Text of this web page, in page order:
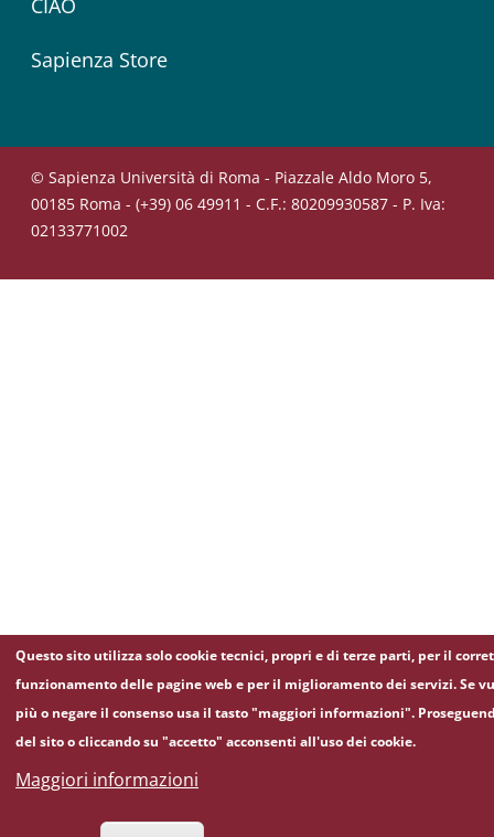
CIAO
Sapienza Store
© Sapienza Università di Roma - Piazzale Aldo Moro 5,
00185 Roma - (+39) 06 49911 - C.F.: 80209930587 - P. Iva:
02133771002
Questo sito utilizza solo cookie tecnici, propri e di terze parti, per il
funzionamento delle pagine web e per il miglioramento dei servizi. Se
più o negare il consenso usa il tasto "maggiori informazioni".
del sito o cliccando su "accetto" acconsenti all'uso dei cookie.
Maggiori informazioni